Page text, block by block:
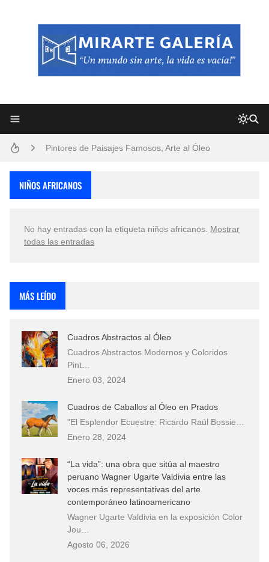
Pintores de Paisajes Famosos, Arte al Óleo
Que significan los cuadros de negras africanas?
El mundo del arte en pintura surrealista
NIÑOS AFRICANOS
No hay entradas con la etiqueta niños africanos Mostrar
todas las entradas
MÁS LEÍDO
Cuadros Abstractos al Óleo
Cuadros Abstractos Modernos y Coloridos
Pint…
Enero 03, 2024
Cuadros de Caballos al Óleo en Prados
"El Esplendor Ecuestre: Ricardo Raúl Bossie…
Enero 28, 2024
“La vida”: una obra que sitúa al maestro
peruano Wagner Ugarte Valdivia entre las
voces más representativas del arte
contemporáneo latinoamericano
Wagner Ugarte Valdivia en la exposición Color
Jou…
Agosto 06, 2026